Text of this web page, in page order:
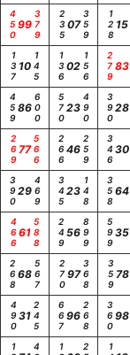
450 99 379 235 07359 128 15
137 10 145 136 02 156 279 83
459 86 600 570 23 490 39028
269 77566 26646 259 346 30
39029 469 345 23 148 358 64
46661 588 249 56 899 59935
26868 567 270 97368 359 78
49031 245 66796 268 36098